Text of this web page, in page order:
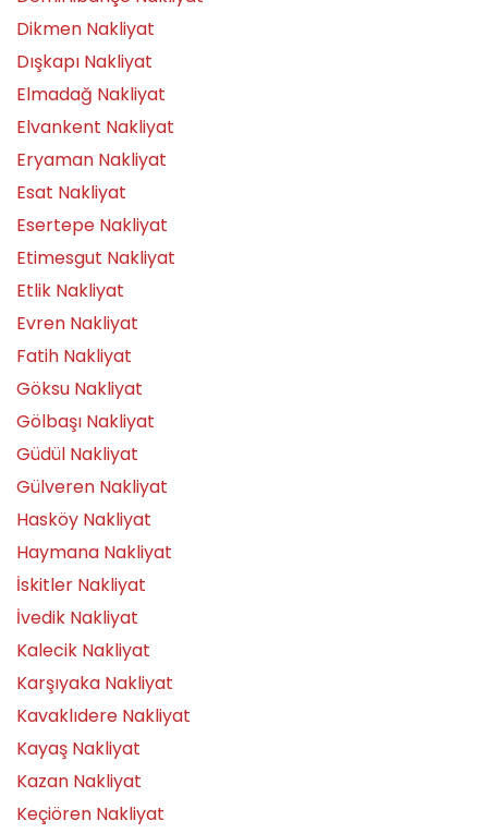
Dikmen Nakliyat
Dışkapı Nakliyat
Elmadağ Nakliyat
Elvankent Nakliyat
Eryaman Nakliyat
Esat Nakliyat
Esertepe Nakliyat
Etimesgut Nakliyat
Etlik Nakliyat
Evren Nakliyat
Fatih Nakliyat
Göksu Nakliyat
Gölbaşı Nakliyat
Güdül Nakliyat
Gülveren Nakliyat
Hasköy Nakliyat
Haymana Nakliyat
İskitler Nakliyat
İvedik Nakliyat
Kalecik Nakliyat
Karşıyaka Nakliyat
Kavaklıdere Nakliyat
Kayaş Nakliyat
Kazan Nakliyat
Keçiören Nakliyat